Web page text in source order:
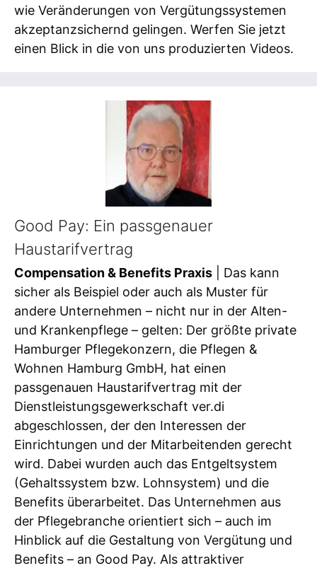
wie Veränderungen von Vergütungssystemen
akzeptanzsichernd gelingen. Werfen Sie jetzt
einen Blick in die von uns produzierten Videos.
Good Pay: Ein passgenauer
Haustarifvertrag
Compensation & Benefits Praxis | Das kann
sicher als Beispiel oder auch als Muster für
andere Unternehmen – nicht nur in der Alten-
und Krankenpflege – gelten: Der größte private
Hamburger Pflegekonzern, die Pflegen &
Wohnen Hamburg GmbH, hat einen
passgenauen Haustarifvertrag mit der
Dienstleistungsgewerkschaft ver.di
abgeschlossen, der den Interessen der
Einrichtungen und der Mitarbeitenden gerecht
wird. Dabei wurden auch das Entgeltsystem
(Gehaltssystem bzw. Lohnsystem) und die
Benefits überarbeitet. Das Unternehmen aus
der Pflegebranche orientiert sich – auch im
Hinblick auf die Gestaltung von Vergütung und
Benefits – an Good Pay. Als attraktiver